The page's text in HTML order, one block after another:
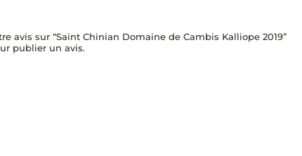
avis sur “Saint Chinian Domaine de Cambis Kalliope 2019”
publier un avis.